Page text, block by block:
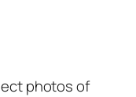
photos of